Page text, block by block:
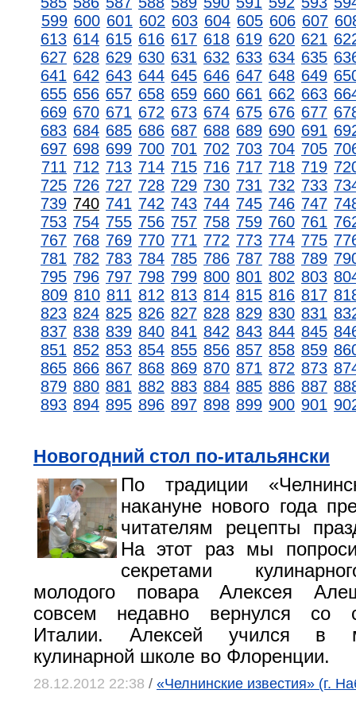
599 600 601 602 603 604 605 606 607
613 614 615 616 617 618 619 620 621
627 628 629 630 631 632 633 634 635
641 642 643 644 645 646 647 648 649
655 656 657 658 659 660 661 662 663
669 670 671 672 673 674 675 676 677
683 684 685 686 687 688 689 690 691
697 698 699 700 701 702 703 704 705
711 712 713 714 715 716 717 718 719
725 726 727 728 729 730 731 732 733
739 740 741 742 743 744 745 746 747
753 754 755 756 757 758 759 760 761
767 768 769 770 771 772 773 774 775
781 782 783 784 785 786 787 788 789
795 796 797 798 799 800 801 802 803
809 810 811 812 813 814 815 816 817
823 824 825 826 827 828 829 830 831
837 838 839 840 841 842 843 844 845
851 852 853 854 855 856 857 858 859
865 866 867 868 869 870 871 872 873
879 880 881 882 883 884 885 886 887
893 894 895 896 897 898 899 900 901
Новогодний стол по-итальянски
По традиции
накануне нового года
читателям рецепты
На этот раз мы
секретами
молодого повара Алексея
совсем недавно вернулся со
Италии. Алексей учился в
кулинарной школе во Флоренции.
28.12.2012 22:38 / «Челнинские известия» (г.